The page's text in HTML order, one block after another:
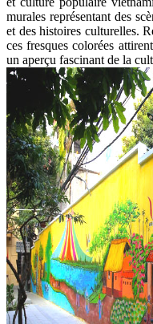
murales représentant des
et des histoires culturelles.
ces fresques colorées
un aperçu fascinant de la